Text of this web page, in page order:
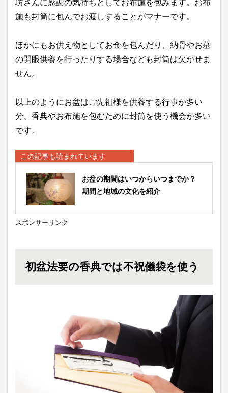
坊さんに感謝の気持ちとしてお布施を包みます。お布
施も封筒に包んでお渡しすることがマナーです。
ほかにもお供え物としてお金を包んだり、納骨やお墓
の開眼供養を行ったりする場合なども封筒は欠かせま
せん。
以上のようにお盆はご先祖様を供養する行事が多い
分、香典やお布施を包むために封筒を使う機会が多い
です。
この記事も読まれています
お盆の期間はいつからいつまでか？
期間と地域の文化を紹介
スポンサーリンク
初盆法要の香典では不祝儀袋を使う